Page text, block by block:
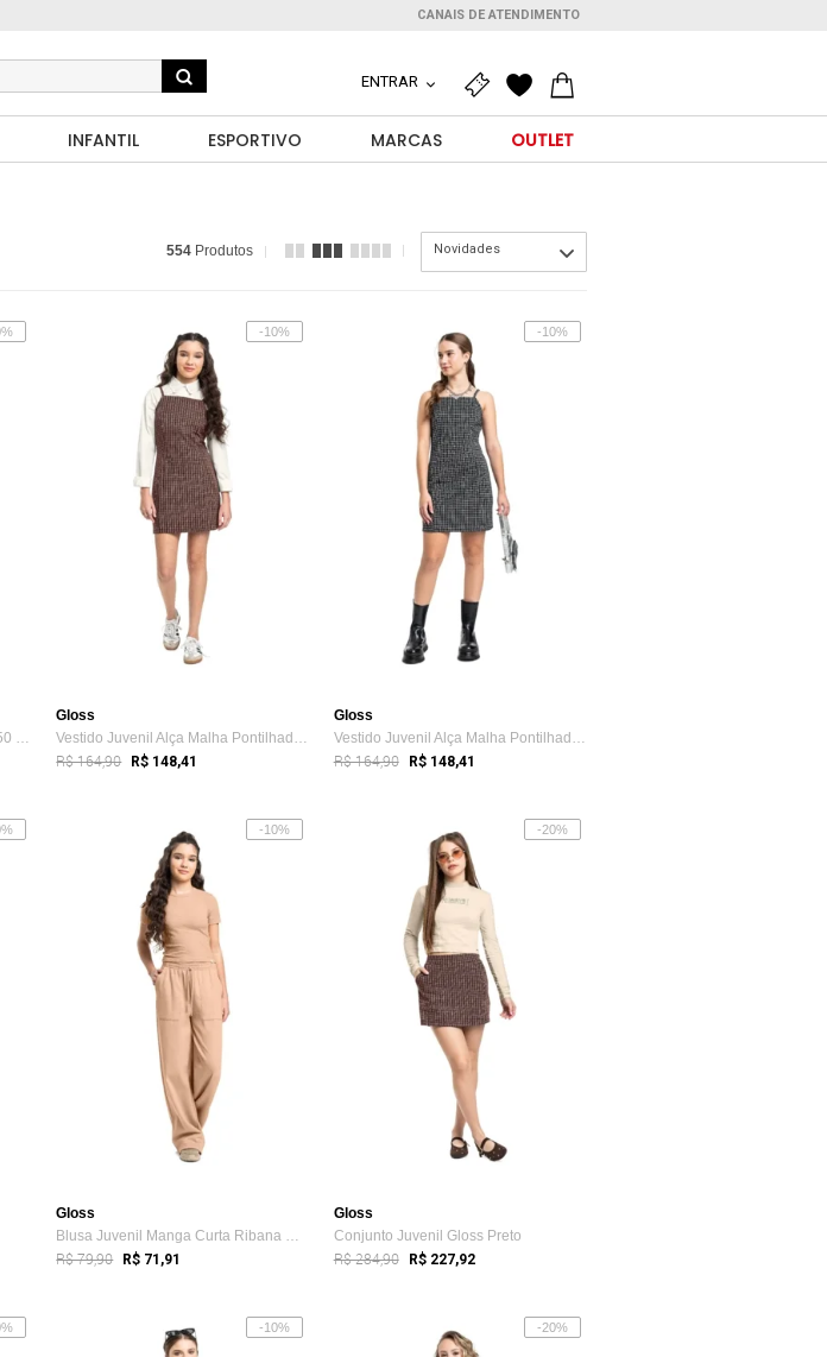
CANAIS DE ATENDIMENTO
ENTRAR
INFANTIL ESPORTIVO MARCAS OUTLET
554 Produtos Novidades
Saída de Praia Juvenil com FPS+50 Gloss Rosa Pink
-10%
Gloss
Vestido Juvenil Alça Malha Pontilhada Gloss Preto
R$ 164,90 R$ 148,41
-10%
Gloss
Vestido Juvenil Alça Malha Pontilhada Gloss Preto
R$ 164,90 R$ 148,41
-10%
Gloss
Blusa Juvenil Manga Curta Ribana Gloss Branco
R$ 79,90 R$ 71,91
-20%
Gloss
Conjunto Juvenil Gloss Preto
R$ 284,90 R$ 227,92
-10% -20%